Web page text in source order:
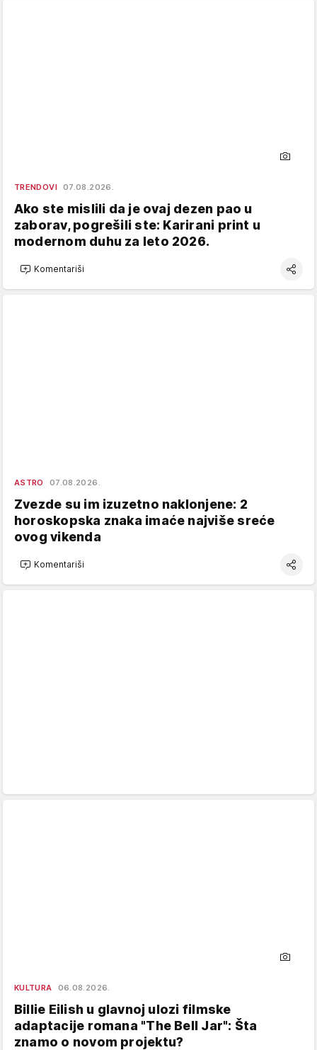
TRENDOVI 07.08.2026.
Ako ste mislili da je ovaj dezen pao u
zaborav, pogrešili ste: Karirani print u
modernom duhu za leto 2026.
Komentariši
ASTRO 07.08.2026.
Zvezde su im izuzetno naklonjene: 2
horoskopska znaka imaće najviše sreće
ovog vikenda
Komentariši
KULTURA 06.08.2026.
Billie Eilish u glavnoj ulozi filmske
adaptacije romana "The Bell Jar": Šta
znamo o novom projektu?